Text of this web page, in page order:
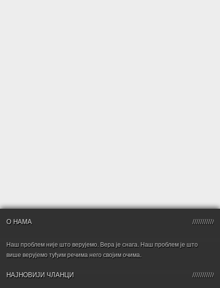
О НАМА
Наш проблем није што верујемо. Вера је снага. Наш проблем је што
више верујемо туђим речима него својим очима.
НАЈНОВИЈИ ЧЛАНЦИ